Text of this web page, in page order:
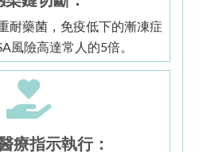
耐藥菌，免疫低下的漸凍症
風險高達常人的5倍。
療指示執行：